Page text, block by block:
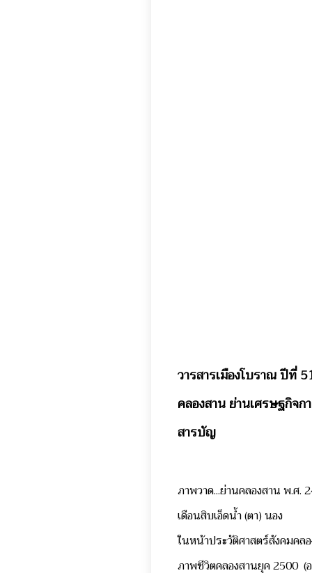
วารสารเมืองโบราณ ปีที่
คลองสาน ย่านเศรษฐกิจก
สารบัญ
ภาพวาด...ย่านคลองสาน พ.ศ.
เดือนสิบเอ็ดน้ำ (ตา) นอง
ในหน้าประวัติศาสตร์สังคมคล
ภาพชีวิตคลองสานยุค 2500 (